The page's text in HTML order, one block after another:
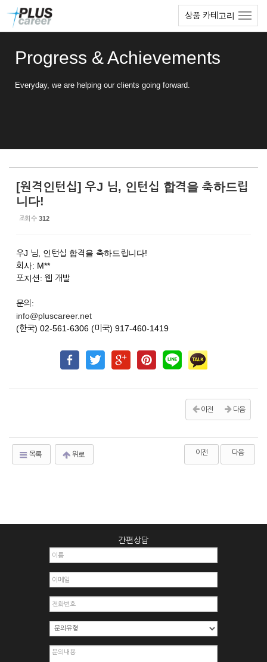
상품 카테고리
Progress & Achievements
Everyday, we are helping our clients going forward.
[원격인턴십] 우J 님, 인턴십 합격을 축하드립
니다!
조회 수 312
우J 님, 인턴십 합격을 축하드립니다!
회사: M**
포지션: 웹 개발
문의:
info@pluscareer.net
(한국) 02-561-6306 (미국) 917-460-1419
이전 다음
목록 위로 이전 다음
간편상담